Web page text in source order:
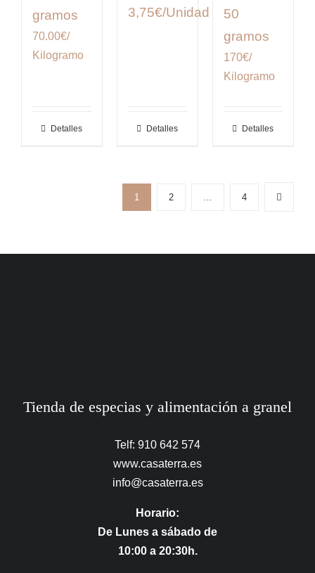
gramos
70.00€/
Kilogramo
Detalles
3,75€
Detalles
50
gramos
170€/
Kilogramo
Detalles
1 2 4
Tienda de especias y alimentación a granel
Telf: 910 642 574
www.casaterra.es
info@casaterra.es
Horario:
De Lunes a sábado de
10:00 a 20:30h.